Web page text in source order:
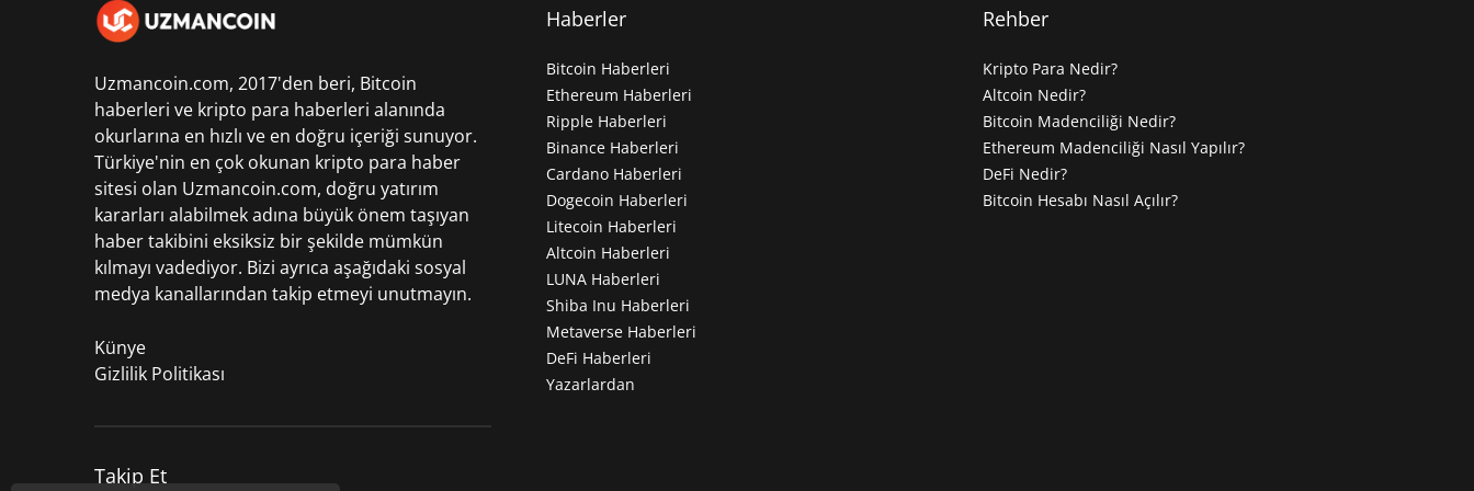
Uzmancoin.com, 2017'den beri, Bitcoin
haberleri ve kripto para haberleri alanında
okurlarına en hızlı ve en doğru içeriği sunuyor.
Türkiye'nin en çok okunan kripto para haber
sitesi olan Uzmancoin.com, doğru yatırım
kararları alabilmek adına büyük önem taşıyan
haber takibini eksiksiz bir şekilde mümkün
kılmayı vadediyor. Bizi ayrıca aşağıdaki sosyal
medya kanallarından takip etmeyi unutmayın.
Künye
Gizlilik Politikası
Takip Et
Haberler
Bitcoin Haberleri
Ethereum Haberleri
Ripple Haberleri
Binance Haberleri
Cardano Haberleri
Dogecoin Haberleri
Litecoin Haberleri
Altcoin Haberleri
LUNA Haberleri
Shiba Inu Haberleri
Metaverse Haberleri
DeFi Haberleri
Yazarlardan
Rehber
Kripto Para Nedir?
Altcoin Nedir?
Bitcoin Madenciliği Nedir?
Ethereum Madenciliği Nasıl Yapılır?
DeFi Nedir?
Bitcoin Hesabı Nasıl Açılır?